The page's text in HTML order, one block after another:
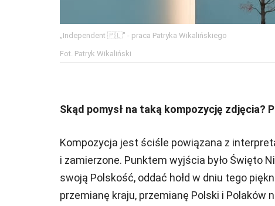
„Independent 🇵🇱" - praca Patryka Wikalińskiego
Fot. Patryk Wikaliński
Skąd pomysł na taką kompozycję zdjęcia?
Kompozycja jest ściśle powiązana z
i zamierzone. Punktem wyjścia było Święto
swoją Polskość, oddać hołd w dniu tego
przemianę kraju, przemianę Polski i